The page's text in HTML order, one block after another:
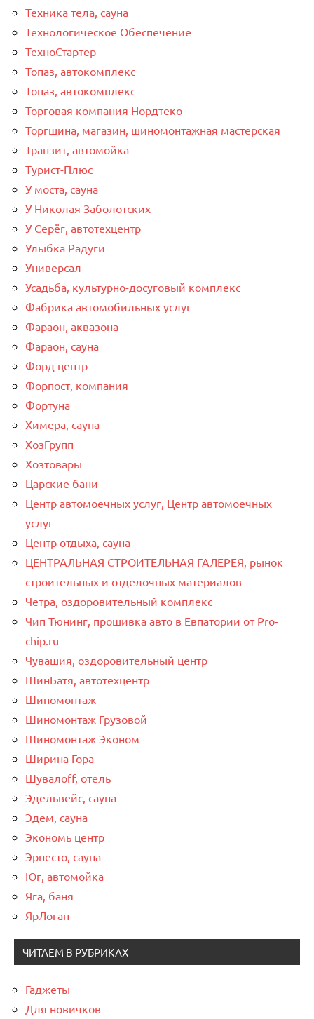
Техника тела, сауна
Технологическое Обеспечение
ТехноСтартер
Топаз, автокомплекс
Топаз, автокомплекс
Торговая компания Нордтеко
Торгшина, магазин, шиномонтажная мастерская
Транзит, автомойка
Турист-Плюс
У моста, сауна
У Николая Заболотских
У Серёг, автотехцентр
Улыбка Радуги
Универсал
Усадьба, культурно-досуговый комплекс
Фабрика автомобильных услуг
Фараон, аквазона
Фараон, сауна
Форд центр
Форпост, компания
Фортуна
Химера, сауна
ХозГрупп
Хозтовары
Царские бани
Центр автомоечных услуг, Центр автомоечных
услуг
Центр отдыха, сауна
ЦЕНТРАЛЬНАЯ СТРОИТЕЛЬНАЯ ГАЛЕРЕЯ, рынок
строительных и отделочных материалов
Четра, оздоровительный комплекс
Чип Тюнинг, прошивка авто в Евпатории от Pro-
chip.ru
Чувашия, оздоровительный центр
ШинБатя, автотехцентр
Шиномонтаж
Шиномонтаж Грузовой
Шиномонтаж Эконом
Ширина Гора
Шувалоff, отель
Эдельвейс, сауна
Эдем, сауна
Экономь центр
Эрнесто, сауна
Юг, автомойка
Яга, баня
ЯрЛоган
ЧИТАЕМ В РУБРИКАХ
Гаджеты
Для новичков